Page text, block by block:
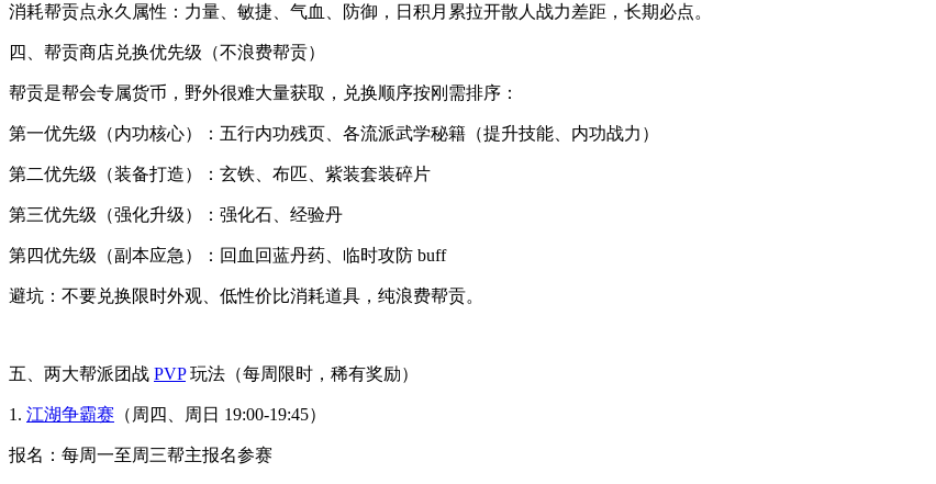
消耗帮贡点永久属性：力量、敏捷、气血、防御，日积月累拉开散人战力差距，长期必点。
四、帮贡商店兑换优先级（不浪费帮贡）
帮贡是帮会专属货币，野外很难大量获取，兑换顺序按刚需排序：
第一优先级（内功核心）：五行内功残页、各流派武学秘籍（提升技能、内功战力）
第二优先级（装备打造）：玄铁、布匹、紫装套装碎片
第三优先级（强化升级）：强化石、经验丹
第四优先级（副本应急）：回血回蓝丹药、临时攻防 buff
避坑：不要兑换限时外观、低性价比消耗道具，纯浪费帮贡。
五、两大帮派团战 PVP玩法（每周限时，稀有奖励）
1. 江湖争霸赛 （周四、周日 19:00-19:45）
报名：每周一至周三帮主报名参赛